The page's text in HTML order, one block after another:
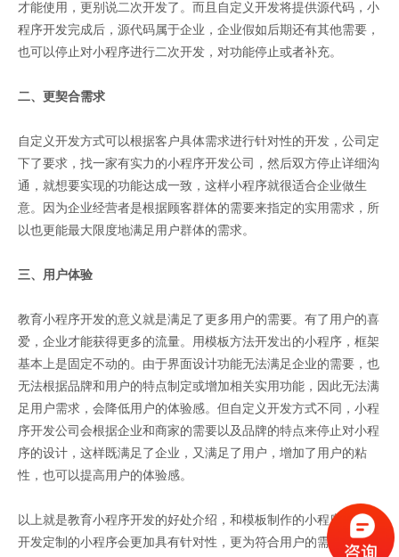
才能使用，更别说二次开发了。而且自定义开发将提供源代码，小
程序开发完成后，源代码属于企业，企业假如后期还有其他需要，
也可以停止对小程序进行二次开发，对功能停止或者补充。
二、更契合需求
自定义开发方式可以根据客户具体需求进行针对性的开发，公司定
下了要求，找一家有实力的小程序开发公司，然后双方停止详细沟
通，就想要实现的功能达成一致，这样小程序就很适合企业做生
意。因为企业经营者是根据顾客群体的需要来指定的实用需求，所
以也更能最大限度地满足用户群体的需求。
三、用户体验
教育小程序开发的意义就是满足了更多用户的需要。有了用户的喜
爱，企业才能获得更多的流量。用模板方法开发出的小程序，框架
基本上是固定不动的。由于界面设计功能无法满足企业的需要，也
无法根据品牌和用户的特点制定或增加相关实用功能，因此无法满
足用户需求，会降低用户的体验感。但自定义开发方式不同，小程
序开发公司会根据企业和商家的需要以及品牌的特点来停止对小程
序的设计，这样既满足了企业，又满足了用户，增加了用户的粘
性，也可以提高用户的体验感。
以上就是教育小程序开发的好处介绍，和模板制作的小程序相比，
开发定制的小程序会更加具有针对性，更为符合用户的需求。而在